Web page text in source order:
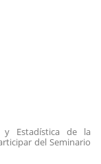
y Estadística de la
del Seminario